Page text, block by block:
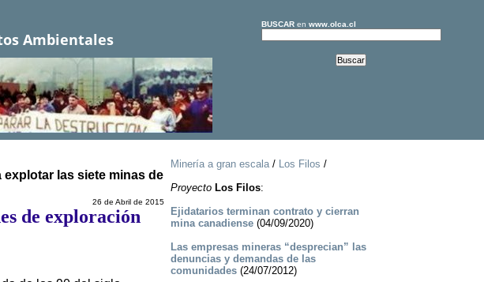
Ambientales
BUSCARen www.olca.cl
las siete minas de
26 de Abril de 2015
de exploración
Minería a gran escala/ Los Filos /
Proyecto Los Filos:
Ejidatarios terminan contrato y cierran
mina canadiense(04/09/2020)
Las empresas mineras “desprecian” las
denuncias y demandas de las
comunidades(24/07/2012)